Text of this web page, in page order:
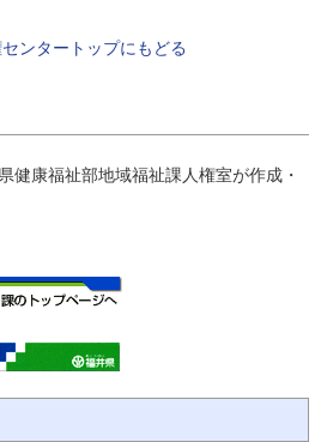
ンタートップにもどる
健康福祉部地域福祉課人権室が作成・